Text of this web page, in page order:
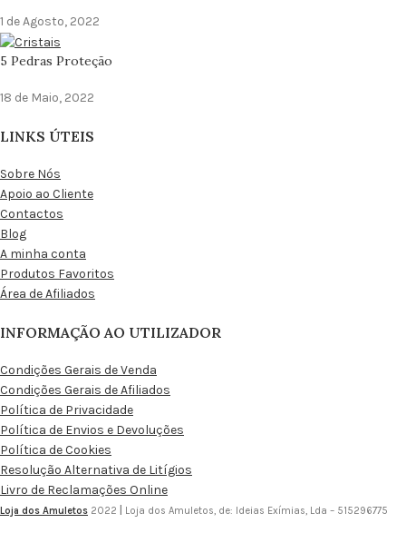
1 de Agosto, 2022
5 Pedras Proteção
18 de Maio, 2022
LINKS ÚTEIS
Sobre Nós
Apoio ao Cliente
Contactos
Blog
A minha conta
Produtos Favoritos
Área de Afiliados
INFORMAÇÃO AO UTILIZADOR
Condições Gerais de Venda
Condições Gerais de Afiliados
Política de Privacidade
Política de Envios e Devoluções
Política de Cookies
Resolução Alternativa de Litígios
Livro de Reclamações Online
Loja dos Amuletos 2022 Loja dos Amuletos, de: Ideias Exímias, Lda – 515296775